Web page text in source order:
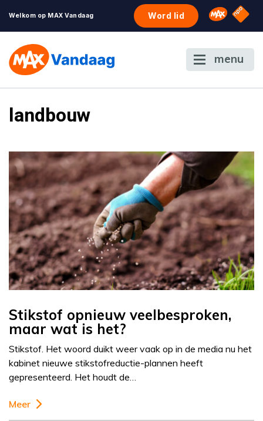
Welkom op MAX Vandaag Word lid Omroep
NPO
menu
landbouw
Stikstof opnieuw veelbesproken,
maar wat is het?
Stikstof. Het woord duikt weer vaak op in de media nu het
kabinet nieuwe stikstofreductie-plannen heeft
gepresenteerd. Het houdt de…
Meer